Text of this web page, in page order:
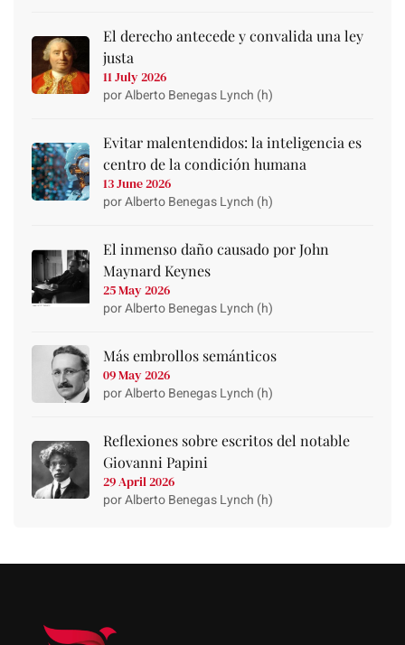
El derecho antecede y convalida una ley
justa
11 July 2026
por Alberto Benegas Lynch (h)
Evitar malentendidos: la inteligencia es
centro de la condición humana
13 June 2026
por Alberto Benegas Lynch (h)
El inmenso daño causado por John
Maynard Keynes
25 May 2026
por Alberto Benegas Lynch (h)
Más embrollos semánticos
09 May 2026
por Alberto Benegas Lynch (h)
Reflexiones sobre escritos del notable
Giovanni Papini
29 April 2026
por Alberto Benegas Lynch (h)